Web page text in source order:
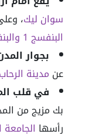
سوان ليك،
البنفسج 1 والبنفسج 2
بجوار
عن مدينة الرحاب
في قلب
بك مزيج من
رأسها الجامعة